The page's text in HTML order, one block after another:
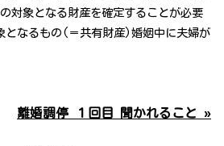
対象となる財産を確定することが必要
となるもの(＝共有財産)婚姻中に夫婦が
離婚調停 １回目 聞かれること »